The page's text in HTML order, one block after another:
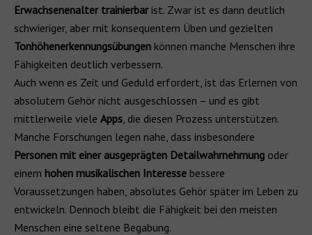
Erwachsenenalter trainierbarist. Zwar ist es dann deutlich
schwieriger, aber mit konsequentem Üben und gezielten
Tonhöhenerkennungsübungen können manche Menschen ihre
Fähigkeiten deutlich verbessern.
Auch wenn es Zeit und Geduld erfordert, ist das Erlernen von
absolutem Gehör nicht ausgeschlossen – und es gibt
mittlerweile viele Apps, die diesen Prozess unterstützen.
Manche Forschungen legen nahe, dass insbesondere
Personen mit einer ausgeprägten Detailwahrnehmung oder
einem hohen musikalischen Interesse bessere
Voraussetzungen haben, absolutes Gehör später im Leben zu
entwickeln. Dennoch bleibt die Fähigkeit bei den meisten
Menschen eine seltene Begabung.